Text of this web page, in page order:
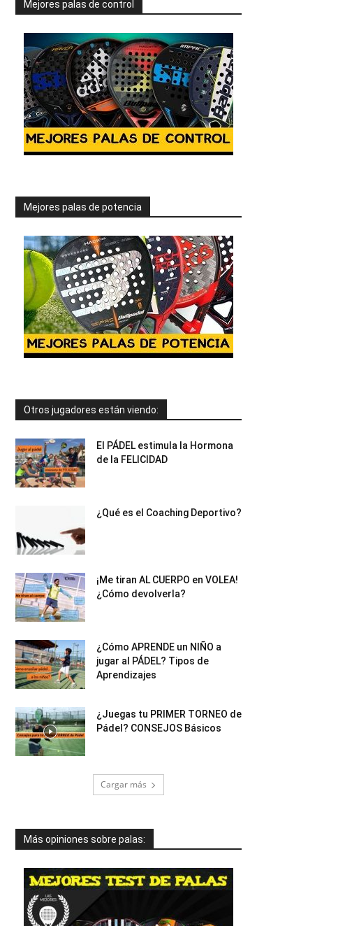
Mejores palas de control
Mejores palas de potencia
Otros jugadores están viendo:
El PÁDEL estimula la Hormona
de la FELICIDAD
¿Qué es el Coaching Deportivo?
¡Me tiran AL CUERPO en VOLEA!
¿Cómo devolverla?
¿Cómo APRENDE un NIÑO a
jugar al PÁDEL? Tipos de
Aprendizajes
¿Juegas tu PRIMER TORNEO de
Pádel? CONSEJOS Básicos
Cargar más
Más opiniones sobre palas: